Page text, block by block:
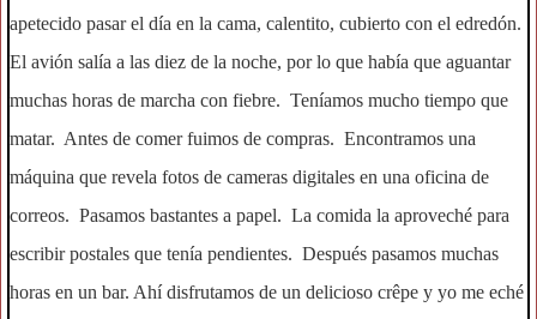
apetecido pasar el día en la cama, calentito, cubierto con el edredón.
El avión salía a las diez de la noche, por lo que había que aguantar
muchas horas de marcha con fiebre. Teníamos mucho tiempo que
matar. Antes de comer fuimos de compras. Encontramos una
máquina que revela fotos de cameras digitales en una oficina de
correos. Pasamos bastantes a papel. La comida la aproveché para
escribir postales que tenía pendientes. Después pasamos muchas
horas en un bar. Ahí disfrutamos de un delicioso crêpe y yo me eché